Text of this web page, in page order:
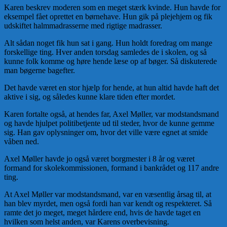
Karen beskrev moderen som en meget stærk kvinde. Hun havde for
eksempel fået oprettet en børnehave. Hun gik på plejehjem og fik
udskiftet halmmadrasserne med rigtige madrasser.
Alt sådan noget fik hun sat i gang. Hun holdt foredrag om mange
forskellige ting. Hver anden torsdag samledes de i skolen, og så
kunne folk komme og høre hende læse op af bøger. Så diskuterede
man bøgerne bagefter.
Det havde været en stor hjælp for hende, at hun altid havde haft det
aktive i sig, og således kunne klare tiden efter mordet.
Karen fortalte også, at hendes far, Axel Møller, var modstandsmand
og havde hjulpet politibetjente ud til steder, hvor de kunne gemme
sig. Han gav oplysninger om, hvor det ville være egnet at smide
våben ned.
Axel Møller havde jo også været borgmester i 8 år og været
formand for skolekommissionen, formand i bankrådet og 117 andre
ting.
At Axel Møller var modstandsmand, var en væsentlig årsag til, at
han blev myrdet, men også fordi han var kendt og respekteret. Så
ramte det jo meget, meget hårdere end, hvis de havde taget en
hvilken som helst anden, var Karens overbevisning.